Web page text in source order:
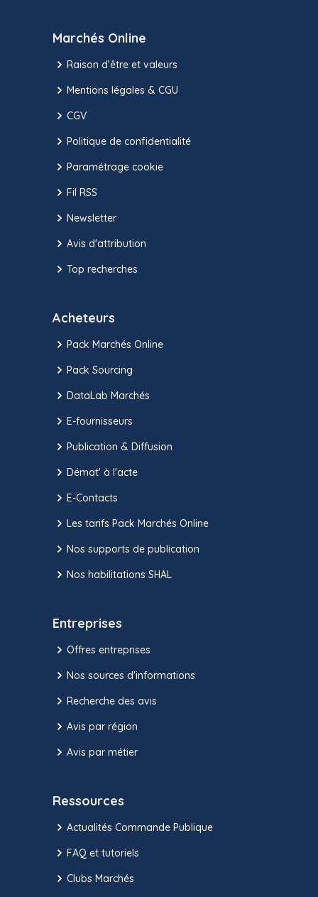
Marchés Online
Raison d’être et valeurs
Mentions légales & CGU
CGV
Politique de confidentialité
Paramétrage cookie
Fil RSS
Newsletter
Avis d'attribution
Top recherches
Acheteurs
Pack Marchés Online
Pack Sourcing
DataLab Marchés
E-fournisseurs
Publication & Diffusion
Démat' à l'acte
E-Contacts
Les tarifs Pack Marchés Online
Nos supports de publication
Nos habilitations SHAL
Entreprises
Offres entreprises
Nos sources d'informations
Recherche des avis
Avis par région
Avis par métier
Ressources
Actualités Commande Publique
FAQ et tutoriels
Clubs Marchés